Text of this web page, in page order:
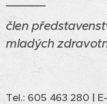
člen
mladých
Tel.: 605 463 280 |